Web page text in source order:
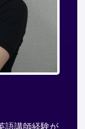
語講師経験が